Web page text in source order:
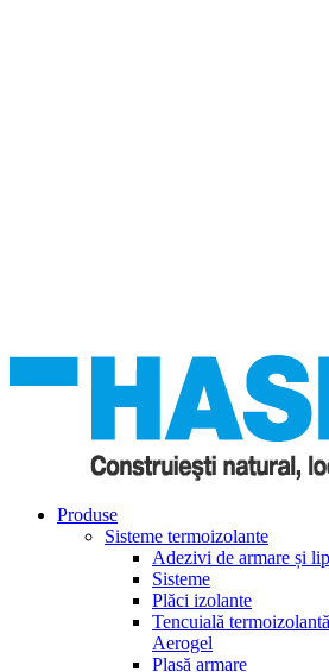
Produse
Sisteme termoizolante
Adezivi de armare și
Sisteme
Plăci izolante
Tencuială
Aerogel
Plasă armare